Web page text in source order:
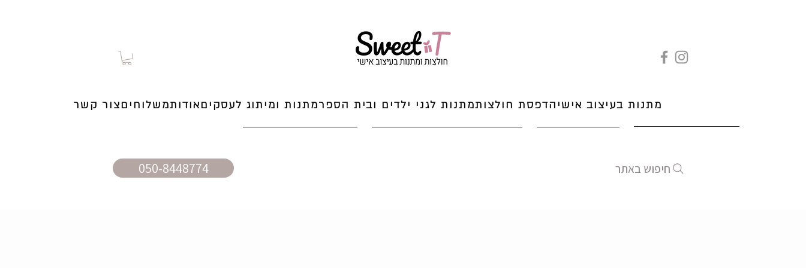
צור קשרמשלוחיםאודותמתנות ומיתוג לעסקיםמתנות לגני ילדים ובית הספרהדפסת חולצותמתנות בעיצוב אישי
חיפוש באתר 050-8448774